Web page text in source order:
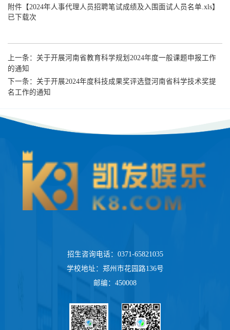
附件【2024年人事代理人员招聘笔试成绩及入围面试人员名单.xls】
已下载次
上一条： 关于开展河南省教育科学规划2024年度一般课题申报工作
的通知
下一条： 关于开展2024年度科技成果奖评选暨河南省科学技术奖提
名工作的通知
招生咨询电话：0371-65821035
学校地址：郑州市花园路136号
邮编：450008